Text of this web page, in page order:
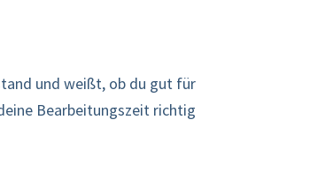
und weißt, ob du gut für
Bearbeitungszeit richtig